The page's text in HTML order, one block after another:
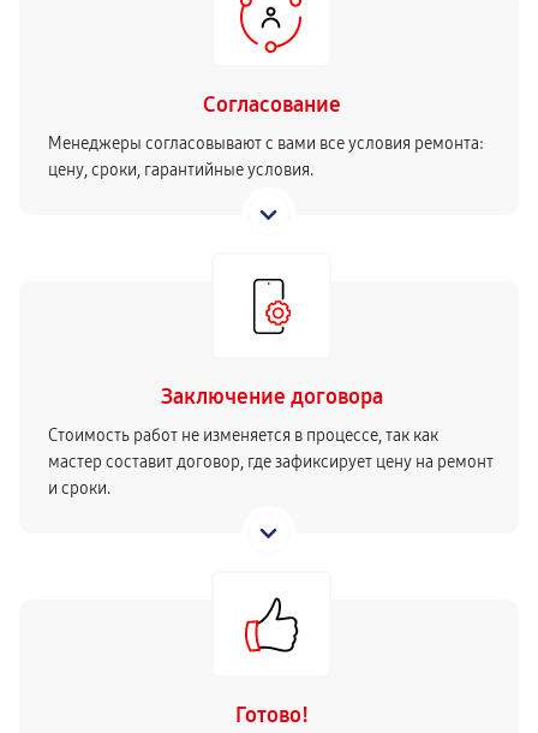
Согласование
Менеджеры согласовывают с вами все условия ремонта:
цену, сроки, гарантийные условия.
Заключение договора
Стоимость работ не изменяется в процессе, так как
мастер составит договор, где зафиксирует цену на ремонт
и сроки.
Готово!